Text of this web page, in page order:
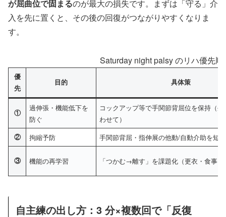
が屈曲位で固まるのが最大の損失です。まずは「守る」介
入を先に置くと、その後の回復がつながりやすくなりま
す。
Saturday night palsy のリハ優先
優
先
目的 具体策
①
過伸張・機能低下を
防ぐ
コックアップ等で手関節背屈位を保持（
わせて）
② 拘縮予防 手関節背屈・指伸展の他動/自動介助を短
③ 機能の再学習 「つかむ→離す」を課題化（更衣・食事
自主練の出し方：3 分×複数回で「反復